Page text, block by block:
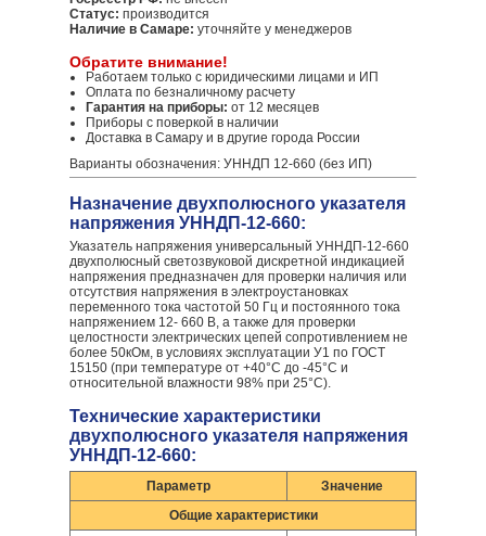
Статус: производится
Наличие в Самаре: уточняйте у менеджеров
Обратите внимание!
Работаем только с юридическими лицами и ИП
Оплата по безналичному расчету
Гарантия на приборы: от 12 месяцев
Приборы с поверкой в наличии
Доставка в Самару и в другие города России
Варианты обозначения: УННДП 12-660 (без ИП)
Назначение двухполюсного указателя
напряжения УННДП-12-660:
Указатель напряжения универсальный УННДП-12-660
двухполюсный светозвуковой дискретной индикацией
напряжения предназначен для проверки наличия или
отсутствия напряжения в электроустановках
переменного тока частотой 50 Гц и постоянного тока
напряжением 12- 660 В, а также для проверки
целостности электрических цепей сопротивлением не
более 50кОм, в условиях эксплуатации У1 по ГОСТ
15150 (при температуре от +40°С до -45°С и
относительной влажности 98% при 25°С).
Технические характеристики
двухполюсного указателя напряжения
УННДП-12-660:
Параметр
Значение
Общие характеристики